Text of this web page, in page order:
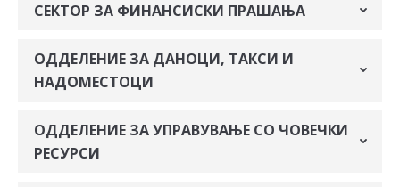
СЕКТОР ЗА ФИНАНСИСКИ ПРАШАЊА
ОДДЕЛЕНИЕ ЗА ДАНОЦИ, ТАКСИ И
НАДОМЕСТОЦИ
ОДДЕЛЕНИЕ ЗА УПРАВУВАЊЕ СО ЧОВЕЧКИ
РЕСУРСИ